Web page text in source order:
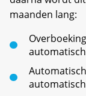
maanden lang: